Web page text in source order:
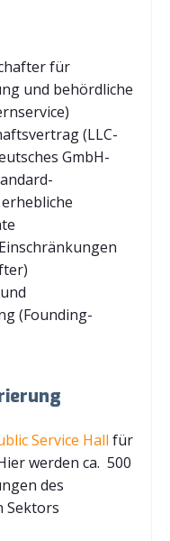
für
und behördliche
(LLC-
GmbH-
(Founding-
Service Hall für
werden ca. 500
des
Sektors